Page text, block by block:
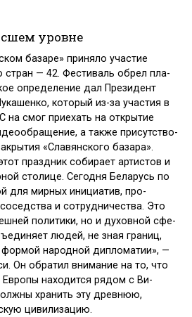
уровне
базаре» приняло участие
стран — 42. Фестиваль обрел пла­
определение дал Президент
который из-за участия в
смог приехать на открытие
а также присутство­
«Сла­вянского базара».
праздник собирает артистов и
столице. Сегодня Беларусь по
для мирных инициатив, про­
и со­трудничества. Это
политики, но и духовной сфе­
людей, не зная границ,
народной дипломатии», —
Он обратил внимание на то, что
Европы находится рядом с Ви­
хранить эту древнюю,
цивилизацию.